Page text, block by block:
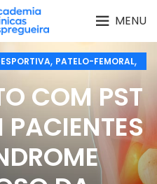
MENU
, PATELO-FEMORAL,
DE LESÕES
COM PST
PACIENTES